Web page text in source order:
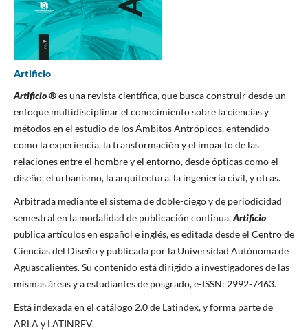
Artificio
Artificio®es una revista científica, que busca construir desde un
enfoque multidisciplinar el conocimiento sobre la ciencias y
métodos en el estudio de los Ámbitos Antrópicos, entendido
como la experiencia, la transformación y el impacto de las
relaciones entre el hombre y el entorno, desde ópticas como el
diseño, el urbanismo, la arquitectura, la ingeniería civil, y otras.
Arbitrada mediante el sistema de doble-ciego y de periodicidad
semestral en la modalidad de publicación continua,Artificio
publica artículos en español e inglés, es editada desde el Centro de
Ciencias del Diseño y publicada por la Universidad Autónoma de
Aguascalientes. Su contenido está dirigido a investigadores de las
mismas áreas y a estudiantes de posgrado, e-ISSN: 2992-7463.
Está indexada en el catálogo 2.0 de Latindex, y forma parte de
ARLA y LATINREV.